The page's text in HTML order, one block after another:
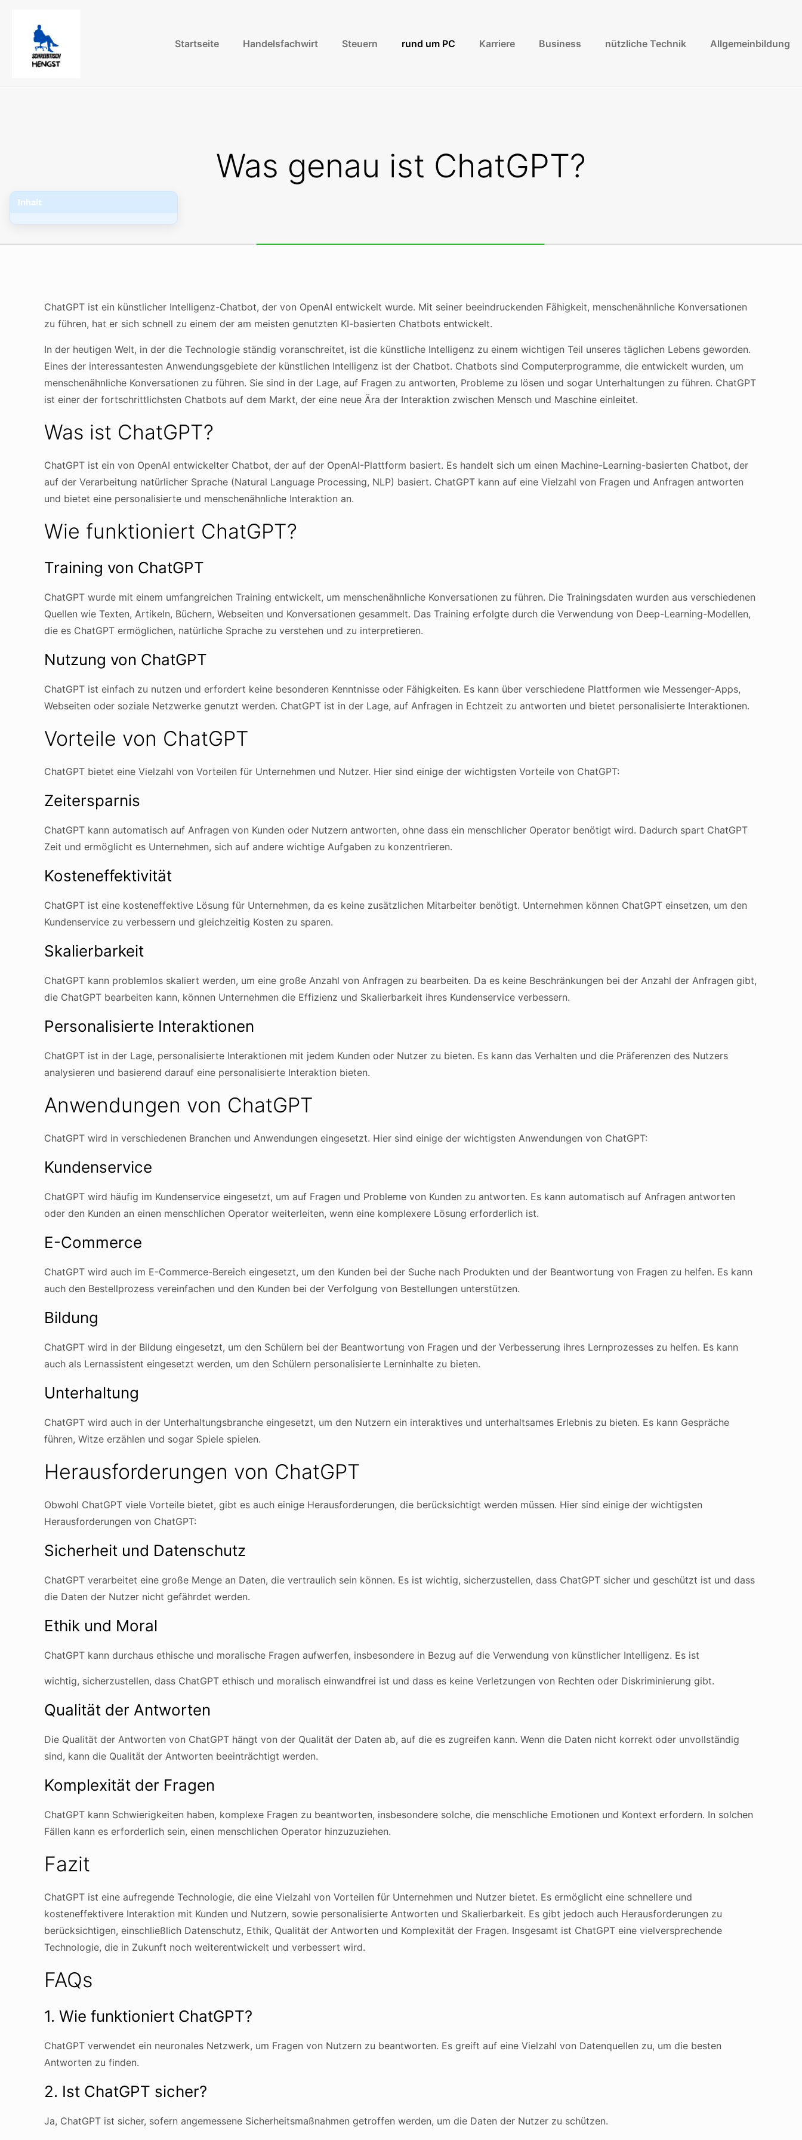
Startseite Handelsfachwirt Steuern rund um PC Karriere Business nützliche Technik Allgemeinbildung
Was genau ist ChatGPT?
ChatGPT ist ein künstlicher Intelligenz-Chatbot, der von OpenAI entwickelt wurde. Mit seiner beeindruckenden Fähigkeit, menschenähnliche Konversationen
zu führen, hat er sich schnell zu einem der am meisten genutzten KI-basierten Chatbots entwickelt.
In der heutigen Welt, in der die Technologie ständig voranschreitet, ist die künstliche Intelligenz zu einem wichtigen Teil unseres täglichen Lebens geworden.
Eines der interessantesten Anwendungsgebiete der künstlichen Intelligenz ist der Chatbot. Chatbots sind Computerprogramme, die entwickelt wurden, um
menschenähnliche Konversationen zu führen. Sie sind in der Lage, auf Fragen zu antworten, Probleme zu lösen und sogar Unterhaltungen zu führen. ChatGPT
ist einer der fortschrittlichsten Chatbots auf dem Markt, der eine neue Ära der Interaktion zwischen Mensch und Maschine einleitet.
Was ist ChatGPT?
ChatGPT ist ein von OpenAI entwickelter Chatbot, der auf der OpenAI-Plattform basiert. Es handelt sich um einen Machine-Learning-basierten Chatbot, der
auf der Verarbeitung natürlicher Sprache (Natural Language Processing, NLP) basiert. ChatGPT kann auf eine Vielzahl von Fragen und Anfragen antworten
und bietet eine personalisierte und menschenähnliche Interaktion an.
Wie funktioniert ChatGPT?
Training von ChatGPT
ChatGPT wurde mit einem umfangreichen Training entwickelt, um menschenähnliche Konversationen zu führen. Die Trainingsdaten wurden aus verschiedenen
Quellen wie Texten, Artikeln, Büchern, Webseiten und Konversationen gesammelt. Das Training erfolgte durch die Verwendung von Deep-Learning-Modellen,
die es ChatGPT ermöglichen, natürliche Sprache zu verstehen und zu interpretieren.
Nutzung von ChatGPT
ChatGPT ist einfach zu nutzen und erfordert keine besonderen Kenntnisse oder Fähigkeiten. Es kann über verschiedene Plattformen wie Messenger-Apps,
Webseiten oder soziale Netzwerke genutzt werden. ChatGPT ist in der Lage, auf Anfragen in Echtzeit zu antworten und bietet personalisierte Interaktionen.
Vorteile von ChatGPT
ChatGPT bietet eine Vielzahl von Vorteilen für Unternehmen und Nutzer. Hier sind einige der wichtigsten Vorteile von ChatGPT:
Zeitersparnis
ChatGPT kann automatisch auf Anfragen von Kunden oder Nutzern antworten, ohne dass ein menschlicher Operator benötigt wird. Dadurch spart ChatGPT
Zeit und ermöglicht es Unternehmen, sich auf andere wichtige Aufgaben zu konzentrieren.
Kosteneffektivität
ChatGPT ist eine kosteneffektive Lösung für Unternehmen, da es keine zusätzlichen Mitarbeiter benötigt. Unternehmen können ChatGPT einsetzen, um den
Kundenservice zu verbessern und gleichzeitig Kosten zu sparen.
Skalierbarkeit
ChatGPT kann problemlos skaliert werden, um eine große Anzahl von Anfragen zu bearbeiten. Da es keine Beschränkungen bei der Anzahl der Anfragen gibt,
die ChatGPT bearbeiten kann, können Unternehmen die Effizienz und Skalierbarkeit ihres Kundenservice verbessern.
Personalisierte Interaktionen
ChatGPT ist in der Lage, personalisierte Interaktionen mit jedem Kunden oder Nutzer zu bieten. Es kann das Verhalten und die Präferenzen des Nutzers
analysieren und basierend darauf eine personalisierte Interaktion bieten.
Anwendungen von ChatGPT
ChatGPT wird in verschiedenen Branchen und Anwendungen eingesetzt. Hier sind einige der wichtigsten Anwendungen von ChatGPT:
Kundenservice
ChatGPT wird häufig im Kundenservice eingesetzt, um auf Fragen und Probleme von Kunden zu antworten. Es kann automatisch auf Anfragen antworten
oder den Kunden an einen menschlichen Operator weiterleiten, wenn eine komplexere Lösung erforderlich ist.
E-Commerce
ChatGPT wird auch im E-Commerce-Bereich eingesetzt, um den Kunden bei der Suche nach Produkten und der Beantwortung von Fragen zu helfen. Es kann
auch den Bestellprozess vereinfachen und den Kunden bei der Verfolgung von Bestellungen unterstützen.
Bildung
ChatGPT wird in der Bildung eingesetzt, um den Schülern bei der Beantwortung von Fragen und der Verbesserung ihres Lernprozesses zu helfen. Es kann
auch als Lernassistent eingesetzt werden, um den Schülern personalisierte Lerninhalte zu bieten.
Unterhaltung
ChatGPT wird auch in der Unterhaltungsbranche eingesetzt, um den Nutzern ein interaktives und unterhaltsames Erlebnis zu bieten. Es kann Gespräche
führen, Witze erzählen und sogar Spiele spielen.
Herausforderungen von ChatGPT
Obwohl ChatGPT viele Vorteile bietet, gibt es auch einige Herausforderungen, die berücksichtigt werden müssen. Hier sind einige der wichtigsten
Herausforderungen von ChatGPT:
Sicherheit und Datenschutz
ChatGPT verarbeitet eine große Menge an Daten, die vertraulich sein können. Es ist wichtig, sicherzustellen, dass ChatGPT sicher und geschützt ist und dass
die Daten der Nutzer nicht gefährdet werden.
Ethik und Moral
ChatGPT kann durchaus ethische und moralische Fragen aufwerfen, insbesondere in Bezug auf die Verwendung von künstlicher Intelligenz. Es ist
wichtig, sicherzustellen, dass ChatGPT ethisch und moralisch einwandfrei ist und dass es keine Verletzungen von Rechten oder Diskriminierung gibt.
Qualität der Antworten
Die Qualität der Antworten von ChatGPT hängt von der Qualität der Daten ab, auf die es zugreifen kann. Wenn die Daten nicht korrekt oder unvollständig
sind, kann die Qualität der Antworten beeinträchtigt werden.
Komplexität der Fragen
ChatGPT kann Schwierigkeiten haben, komplexe Fragen zu beantworten, insbesondere solche, die menschliche Emotionen und Kontext erfordern. In solchen
Fällen kann es erforderlich sein, einen menschlichen Operator hinzuzuziehen.
Fazit
ChatGPT ist eine aufregende Technologie, die eine Vielzahl von Vorteilen für Unternehmen und Nutzer bietet. Es ermöglicht eine schnellere und
kosteneffektivere Interaktion mit Kunden und Nutzern, sowie personalisierte Antworten und Skalierbarkeit. Es gibt jedoch auch Herausforderungen zu
berücksichtigen, einschließlich Datenschutz, Ethik, Qualität der Antworten und Komplexität der Fragen. Insgesamt ist ChatGPT eine vielversprechende
Technologie, die in Zukunft noch weiterentwickelt und verbessert wird.
FAQs
1. Wie funktioniert ChatGPT?
ChatGPT verwendet ein neuronales Netzwerk, um Fragen von Nutzern zu beantworten. Es greift auf eine Vielzahl von Datenquellen zu, um die besten
Antworten zu finden.
2. Ist ChatGPT sicher?
Ja, ChatGPT ist sicher, sofern angemessene Sicherheitsmaßnahmen getroffen werden, um die Daten der Nutzer zu schützen.
Inhalt